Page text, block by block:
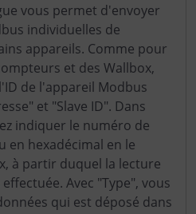
vous permet d'envoyer
individuelles de
appareils. Comme pour
et des Wallbox,
de l'appareil Modbus
et "Slave ID". Dans
indiquer le numéro de
en hexadécimal en le
à partir duquel la lecture
Avec "Type", vous
qui est déposé dans